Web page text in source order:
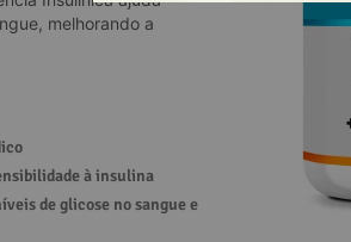
melhorando a
à insulina
de glicose no sangue e